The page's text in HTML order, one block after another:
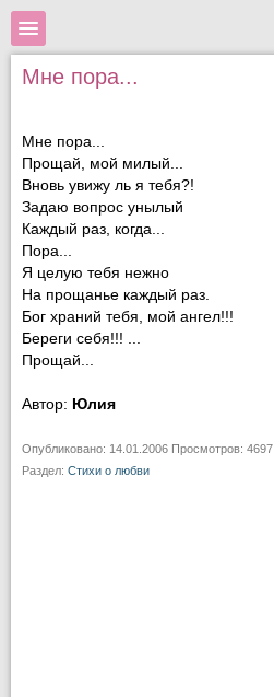
Мне пора...
Мне пора...
Прощай, мой милый...
Вновь увижу ль я тебя?!
Задаю вопрос унылый
Каждый раз, когда...
Пора...
Я целую тебя нежно
На прощанье каждый раз.
Бог храний тебя, мой ангел!!!
Береги себя!!! ...
Прощай...
Автор: Юлия
Опубликовано: 14.01.2006 Просмотров: 4697
Раздел: Стихи о любви